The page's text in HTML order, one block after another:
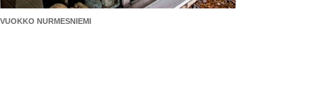
VUOKKO NURMESNIEMI